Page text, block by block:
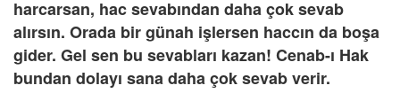
harcarsan, hac sevabından daha çok sevab
alırsın. Orada bir günah işlersen haccın da boşa
gider. Gel sen bu sevabları kazan! Cenab-ı Hak
bundan dolayı sana daha çok sevab verir.